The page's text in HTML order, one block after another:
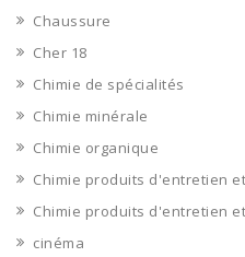
Chaussure
Cher 18
Chimie de spécialités
Chimie minérale
Chimie organique
Chimie produits d'entretien
Chimie produits d'entretien
cinéma